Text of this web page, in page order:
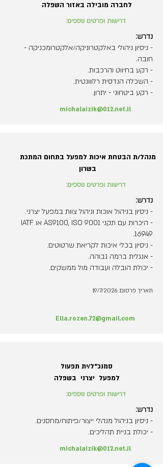
לחברה מובילה באזור השפלה
דרישות ופרטים נוספים:
נדרש:
- ניסיון ניהולי באלקטרוניקה/אלקטרומכניקה -
חובה.
- רקע בחיווט והרכבות.
- השכלה הנדסית רלווונטית.
- רקע ביטחוני - יתרון.
michalaizik@012.net.il
מנהל/ת הבטחת איכות למפעל בתחום המתכת
בשרון
דרישות ופרטים נוספים:
נדרש:
- ניסיון בניהול אוכות וניהול צוות במפעל יצרני.
- היכרות עם תקני AS9100, ISO 9001 או IATF
16949.
- ניסיון בכלי איכות לקריאת שרטוטים.
- אנגלית ברמה גבוהה.
- יכולת הובלה ועבודה מול ממשקים.
תאריך פרסום: 19/7/2026
Ella.rozen.72@gmail.com
למפעל יצרני בשפלה
דרישות ופרטים נוספים:
נדרש:
- ניסיון בניהול מנהלי ייצור/פיתוח/מחסנים.
- יכולת בניית תהליכים.
michalaizik@012.net.il